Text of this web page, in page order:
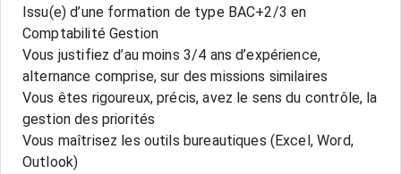
Issu(e) d’une formation de type BAC+2/3 en
Comptabilité Gestion
Vous justifiez d’au moins 3/4 ans d’expérience,
alternance comprise, sur des missions similaires
Vous êtes rigoureux, précis, avez le sens du contrôle, la
gestion des priorités
Vous maîtrisez les outils bureautiques (Excel, Word,
Outlook)